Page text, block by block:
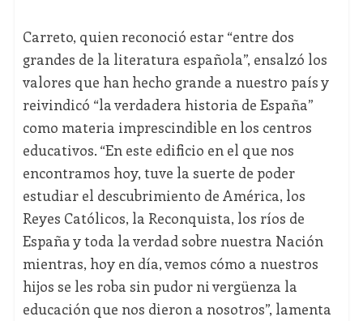
Carreto, quien reconoció estar “entre dos
grandes de la literatura española”, ensalzó los
valores que han hecho grande a nuestro país y
reivindicó “la verdadera historia de España”
como materia imprescindible en los centros
educativos. “En este edificio en el que nos
encontramos hoy, tuve la suerte de poder
estudiar el descubrimiento de América, los
Reyes Católicos, la Reconquista, los ríos de
España y toda la verdad sobre nuestra Nación
mientras, hoy en día, vemos cómo a nuestros
hijos se les roba sin pudor ni vergüenza la
educación que nos dieron a nosotros”, lamenta